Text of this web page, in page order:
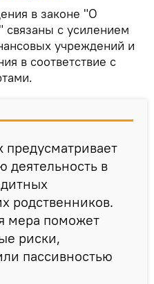
в законе "О
связаны с усилением
учреждений и
в соответствие с
предусматривает
деятельность в
родственников.
мера поможет
риски,
пассивностью